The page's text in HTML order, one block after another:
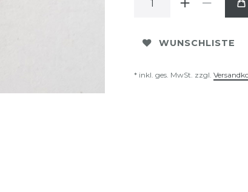
WUNSCHLISTE
* inkl. ges. MwSt. zzgl.